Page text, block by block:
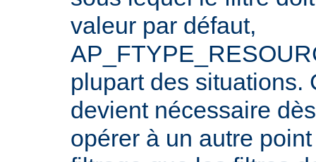
valeur par défaut,
plupart des situations.
devient nécessaire
opérer à un autre